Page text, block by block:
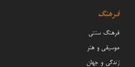
فرهنگ
فرهنگ سنتی
موسیقی و هنر
زندگی و جهان